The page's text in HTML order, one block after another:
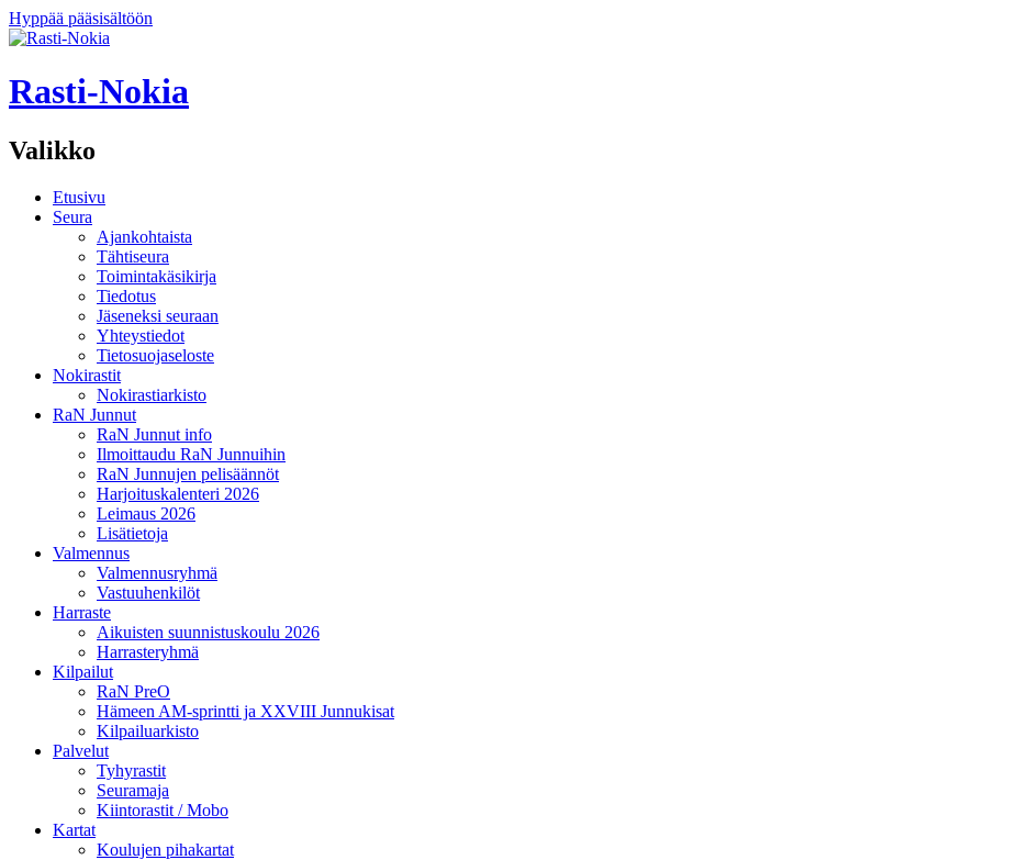
Hyppää pääsisältöön
Rasti-Nokia
Valikko
Etusivu
Seura
Ajankohtaista
Tähtiseura
Toimintakäsikirja
Tiedotus
Jäseneksi seuraan
Yhteystiedot
Tietosuojaseloste
Nokirastit
Nokirastiarkisto
RaN Junnut
RaN Junnut info
Ilmoittaudu RaN Junnuihin
RaN Junnujen pelisäännöt
Harjoituskalenteri 2026
Leimaus 2026
Lisätietoja
Valmennus
Valmennusryhmä
Vastuuhenkilöt
Harraste
Aikuisten suunnistuskoulu 2026
Harrasteryhmä
Kilpailut
RaN PreO
Hämeen AM-sprintti ja XXVIII Junnukisat
Kilpailuarkisto
Palvelut
Tyhyrastit
Seuramaja
Kiintorastit / Mobo
Kartat
Koulujen pihakartat